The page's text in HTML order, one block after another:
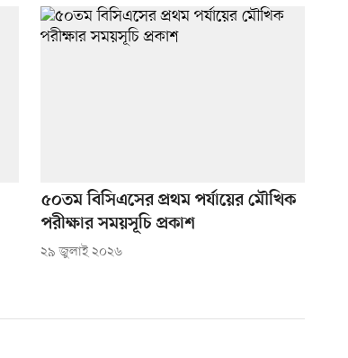
৫০তম বিসিএসের প্রথম পর্যায়ের মৌখিক
পরীক্ষার সময়সূচি প্রকাশ
২৯ জুলাই ২০২৬